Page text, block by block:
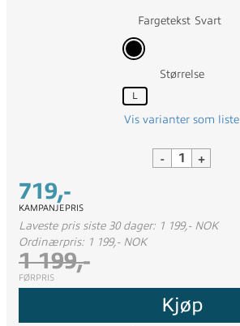
719,-
KAMPANJEPRIS
Laveste pris siste 30 dager: 1 199,- NOK
Ordinærpris: 1 199,- NOK
1 199,-
FØRPRIS
Fargetekst Svart
Størrelse
L
Vis varianter som liste
- +
Kjøp